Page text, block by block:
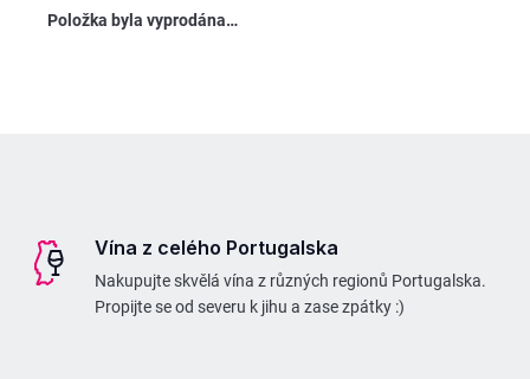
Položka byla vyprodána…
Vína z celého Portugalska
Nakupujte skvělá vína z různých regionů Portugalska.
Propijte se od severu k jihu a zase zpátky :)